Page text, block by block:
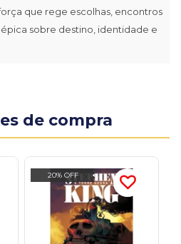
que rege escolhas, encontros
sobre destino, identidade e
de compra
20% OFF